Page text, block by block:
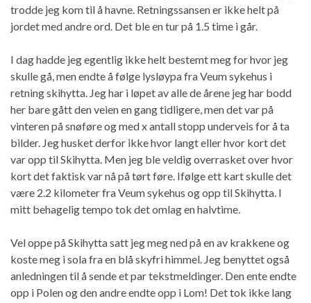
trodde jeg kom til å havne. Retningssansen er ikke helt på
jordet med andre ord. Det ble en tur på 1.5 time i går.
I dag hadde jeg egentlig ikke helt bestemt meg for hvor jeg
skulle gå, men endte å følge lysløypa fra Veum sykehus i
retning skihytta. Jeg har i løpet av alle de årene jeg har bodd
her bare gått den veien en gang tidligere, men det var på
vinteren på snøføre og med x antall stopp underveis for å ta
bilder. Jeg husket derfor ikke hvor langt eller hvor kort det
var opp til Skihytta. Men jeg ble veldig overrasket over hvor
kort det faktisk var nå på tørt føre. Ifølge ett kart skulle det
være 2.2 kilometer fra Veum sykehus og opp til Skihytta. I
mitt behagelig tempo tok det omlag en halvtime.
Vel oppe på Skihytta satt jeg meg ned på en av krakkene og
koste meg i sola fra en blå skyfri himmel. Jeg benyttet også
anledningen til å sende et par tekstmeldinger. Den ente endte
opp i Polen og den andre endte opp i Lom! Det tok ikke lang